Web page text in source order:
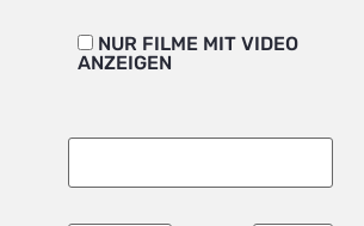
NUR FILME MIT VIDEO
ANZEIGEN